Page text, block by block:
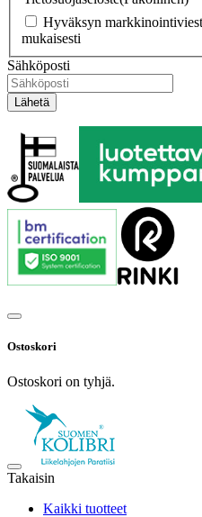
Hyväksyn
mukaisesti
Sähköposti
Ostoskori
Ostoskori on tyhjä.
Takaisin
Kaikki tuotteet